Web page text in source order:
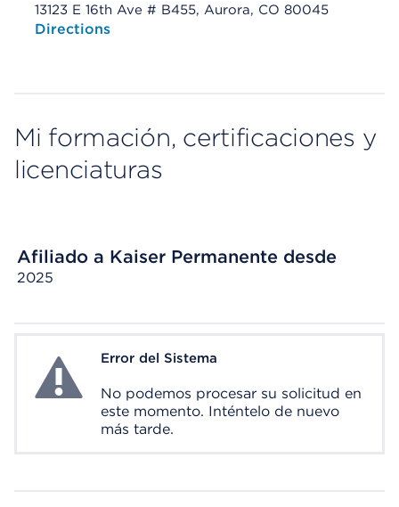
13123 E 16th Ave # B455, Aurora, CO 80045
Opens native map application on mobile devices
Directions
Mi formación, certificaciones y
licenciaturas
Afiliado a Kaiser Permanente desde
2025
System ErrorError del Sistema
No podemos procesar su solicitud en
este momento. Inténtelo de nuevo
más tarde.